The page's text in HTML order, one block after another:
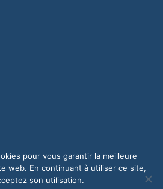
Cookies
pour vous garantir la meilleure
web. En continuant à utiliser ce site,
son utilisation.